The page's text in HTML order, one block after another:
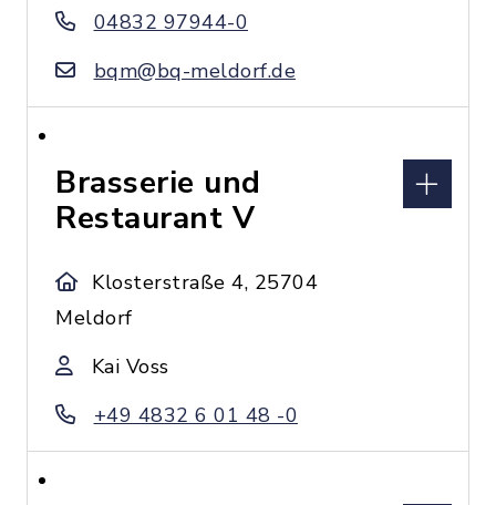
04832 97944-0
bqm@bq-meldorf.de
Brasserie und
Restaurant V
Klosterstraße 4, 25704
Meldorf
Kai Voss
+49 4832 6 01 48 -0